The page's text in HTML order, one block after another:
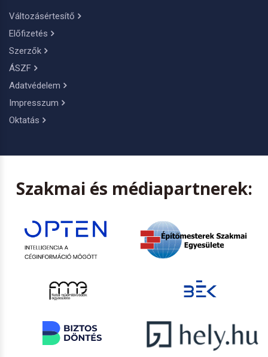
Változásértesítő
Előfizetés
Szerzők
ÁSZF
Adatvédelem
Impresszum
Oktatás
Szakmai és médiapartnerek: